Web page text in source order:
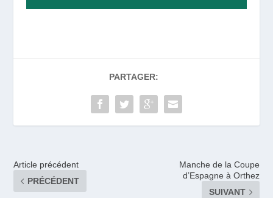
PARTAGER:
Article précédent
PRÉCÉDENT
Manche de la Coupe
d’Espagne à Orthez
SUIVANT